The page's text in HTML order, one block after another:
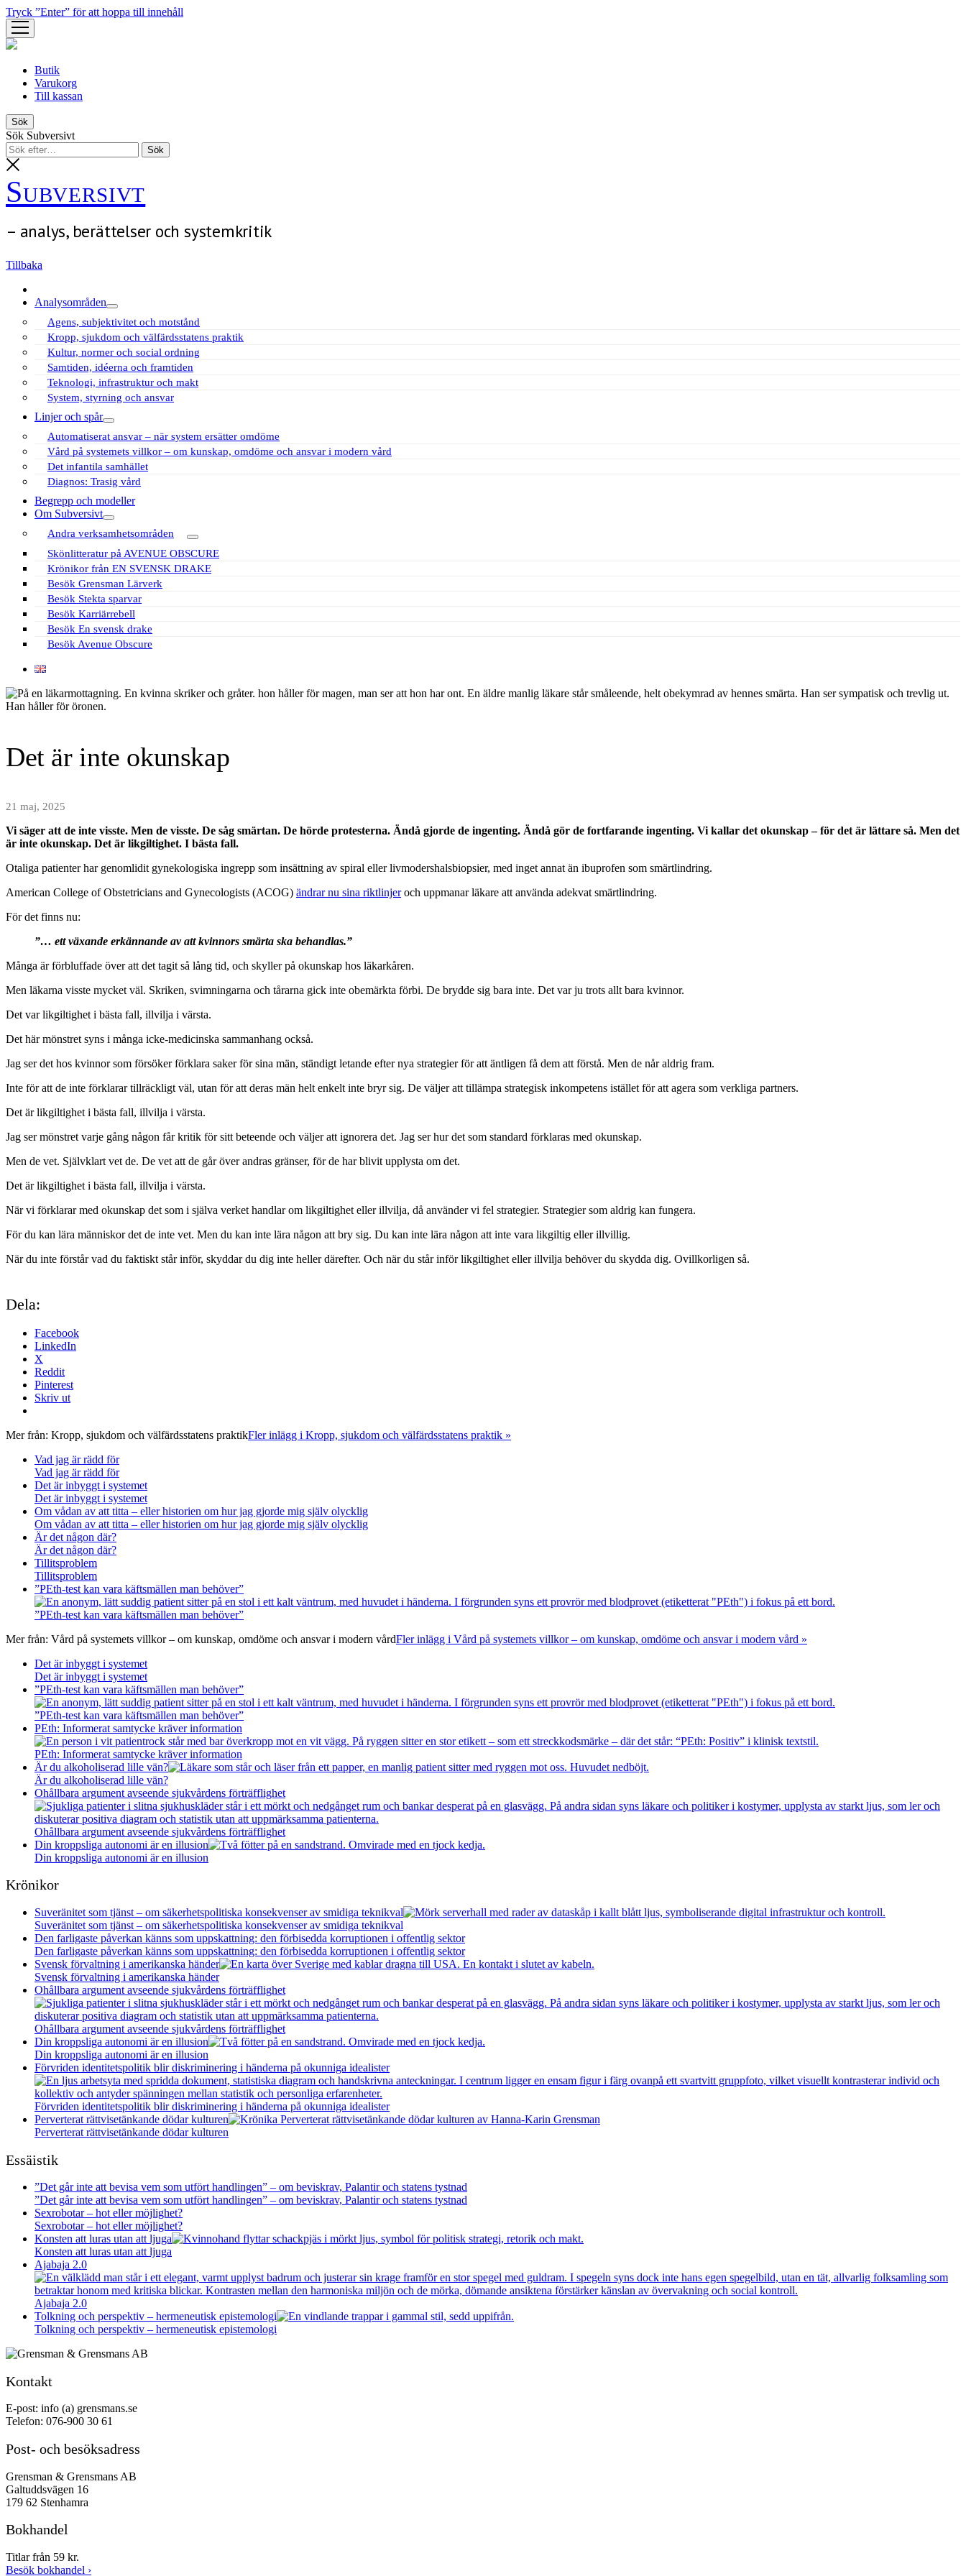
Tryck ”Enter” för att hoppa till innehåll
öppna
meny
Butik
Varukorg
Till kassan
Sök
Sök Subversivt
Subversivt
– analys, berättelser och systemkritik
Tillbaka
Analysområden
öppna
meny
Agens, subjektivitet och motstånd
Kropp, sjukdom och välfärdsstatens praktik
Kultur, normer och social ordning
Samtiden, idéerna och framtiden
Teknologi, infrastruktur och makt
System, styrning och ansvar
Linjer och spår
öppna
meny
Automatiserat ansvar – när system ersätter omdöme
Vård på systemets villkor – om kunskap, omdöme och ansvar i modern vård
Det infantila samhället
Diagnos: Trasig vård
Begrepp och modeller
Om Subversivt
öppna
meny
Andra verksamhetsområden
öppna
meny
Skönlitteratur på AVENUE OBSCURE
Krönikor från EN SVENSK DRAKE
Besök Grensman Lärverk
Besök Stekta sparvar
Besök Karriärrebell
Besök En svensk drake
Besök Avenue Obscure
Det är inte okunskap
21 maj, 2025
Vi säger att de inte visste. Men de visste. De såg smärtan. De hörde protesterna. Ändå gjorde de ingenting. Ändå gör de fortfarande ingenting. Vi kallar det okunskap – för det är lättare så. Men det
är inte okunskap. Det är likgiltighet. I bästa fall.
Otaliga patienter har genomlidit gynekologiska ingrepp som insättning av spiral eller livmodershalsbiopsier, med inget annat än ibuprofen som smärtlindring.
American College of Obstetricians and Gynecologists (ACOG) ändrar nu sina riktlinjeroch uppmanar läkare att använda adekvat smärtlindring.
För det finns nu:
”… ett växande erkännande av att kvinnors smärta ska behandlas.”
Många är förbluffade över att det tagit så lång tid, och skyller på okunskap hos läkarkåren.
Men läkarna visste mycket väl. Skriken, svimningarna och tårarna gick inte obemärkta förbi. De brydde sig bara inte. Det var ju trots allt bara kvinnor.
Det var likgiltighet i bästa fall, illvilja i värsta.
Det här mönstret syns i många icke-medicinska sammanhang också.
Jag ser det hos kvinnor som försöker förklara saker för sina män, ständigt letande efter nya strategier för att äntligen få dem att förstå. Men de når aldrig fram.
Inte för att de inte förklarar tillräckligt väl, utan för att deras män helt enkelt inte bryr sig. De väljer att tillämpa strategisk inkompetens istället för att agera som verkliga partners.
Det är likgiltighet i bästa fall, illvilja i värsta.
Jag ser mönstret varje gång någon får kritik för sitt beteende och väljer att ignorera det. Jag ser hur det som standard förklaras med okunskap.
Men de vet. Självklart vet de. De vet att de går över andras gränser, för de har blivit upplysta om det.
Det är likgiltighet i bästa fall, illvilja i värsta.
När vi förklarar med okunskap det som i själva verket handlar om likgiltighet eller illvilja, då använder vi fel strategier. Strategier som aldrig kan fungera.
För du kan lära människor det de inte vet. Men du kan inte lära någon att bry sig. Du kan inte lära någon att inte vara likgiltig eller illvillig.
När du inte förstår vad du faktiskt står inför, skyddar du dig inte heller därefter. Och när du står inför likgiltighet eller illvilja behöver du skydda dig. Ovillkorligen så.
Dela:
Facebook
LinkedIn
X
Reddit
Pinterest
Skriv ut
Mer från: Kropp, sjukdom och välfärdsstatens praktikFler inlägg i Kropp, sjukdom och välfärdsstatens praktik »
Vad jag är rädd för
Vad jag är rädd för
Det är inbyggt i systemet
Det är inbyggt i systemet
Om vådan av att titta – eller historien om hur jag gjorde mig själv olycklig
Om vådan av att titta – eller historien om hur jag gjorde mig själv olycklig
Är det någon där?
Är det någon där?
Tillitsproblem
Tillitsproblem
”PEth-test kan vara käftsmällen man behöver”
”PEth-test kan vara käftsmällen man behöver”
Mer från: Vård på systemets villkor – om kunskap, omdöme och ansvar i modern vårdFler inlägg i Vård på systemets villkor – om kunskap, omdöme och ansvar i modern vård »
Det är inbyggt i systemet
Det är inbyggt i systemet
”PEth-test kan vara käftsmällen man behöver”
”PEth-test kan vara käftsmällen man behöver”
PEth: Informerat samtycke kräver information
PEth: Informerat samtycke kräver information
Är du alkoholiserad lille vän?
Är du alkoholiserad lille vän?
Ohållbara argument avseende sjukvårdens förträfflighet
Ohållbara argument avseende sjukvårdens förträfflighet
Din kroppsliga autonomi är en illusion
Din kroppsliga autonomi är en illusion
Krönikor
Suveränitet som tjänst – om säkerhetspolitiska konsekvenser av smidiga teknikval
Suveränitet som tjänst – om säkerhetspolitiska konsekvenser av smidiga teknikval
Den farligaste påverkan känns som uppskattning: den förbisedda korruptionen i offentlig sektor
Den farligaste påverkan känns som uppskattning: den förbisedda korruptionen i offentlig sektor
Svensk förvaltning i amerikanska händer
Svensk förvaltning i amerikanska händer
Ohållbara argument avseende sjukvårdens förträfflighet
Ohållbara argument avseende sjukvårdens förträfflighet
Din kroppsliga autonomi är en illusion
Din kroppsliga autonomi är en illusion
Förvriden identitetspolitik blir diskriminering i händerna på okunniga idealister
Förvriden identitetspolitik blir diskriminering i händerna på okunniga idealister
Perverterat rättvisetänkande dödar kulturen
Perverterat rättvisetänkande dödar kulturen
Essäistik
”Det går inte att bevisa vem som utfört handlingen” – om beviskrav, Palantir och statens tystnad
”Det går inte att bevisa vem som utfört handlingen” – om beviskrav, Palantir och statens tystnad
Sexrobotar – hot eller möjlighet?
Sexrobotar – hot eller möjlighet?
Konsten att luras utan att ljuga
Konsten att luras utan att ljuga
Ajabaja 2.0
Ajabaja 2.0
Tolkning och perspektiv – hermeneutisk epistemologi
Tolkning och perspektiv – hermeneutisk epistemologi
Kontakt
E-post: info (a) grensmans.se
Telefon: 076-900 30 61
Post- och besöksadress
Grensman & Grensmans AB
Galtuddsvägen 16
179 62 Stenhamra
Bokhandel
Titlar från 59 kr.
Besök bokhandel ›